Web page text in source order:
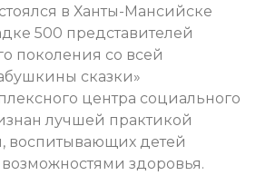
в Ханты-Мансийске
500 представителей
поколения со всей
сказки»
центра социального
лучшей практикой
воспитывающих детей
здоровья.